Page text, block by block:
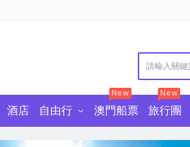
酒店 自由行
東南亞自由行 中國自由行 歐美澳
New
澳門船票
New
旅行團
澳門酒店自助餐 香港酒店自助餐 美
門票 香港景點門票 廣東景點門票